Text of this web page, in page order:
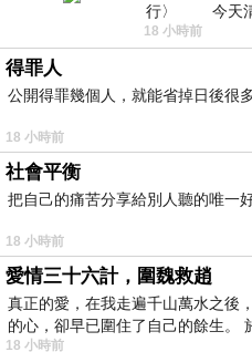
行〉 今天清
18 小時前
得罪人
公開得罪幾個人，就能省掉日後很多
18 小時前
社會平衡
把自己的痛苦分享給別人聽的唯一
18 小時前
愛情三十六計，圍魏救趙
真正的愛，在我走遍千山萬水之後
的心，卻早已圍住了自己的餘生。
18 小時前